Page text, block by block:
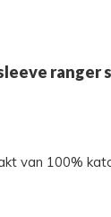
ranger
van 100%